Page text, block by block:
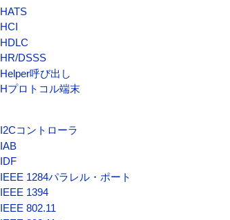
HATS
HCI
HDLC
HR/DSSS
Helper呼び出し
Hプロトコル端末
I2Cコントローラ
IAB
IDF
IEEE 1284パラレル・ポート
IEEE 1394
IEEE 802.11